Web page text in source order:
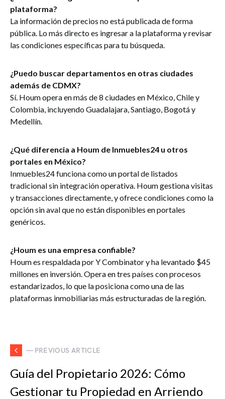
plataforma?
La información de precios no está publicada de forma
pública. Lo más directo es ingresar a la plataforma y revisar
las condiciones específicas para tu búsqueda.
¿Puedo buscar departamentos en otras ciudades
además de CDMX?
Sí. Houm opera en más de 8 ciudades en México, Chile y
Colombia, incluyendo Guadalajara, Santiago, Bogotá y
Medellín.
¿Qué diferencia a Houm de Inmuebles24 u otros
portales en México?
Inmuebles24 funciona como un portal de listados
tradicional sin integración operativa. Houm gestiona visitas
y transacciones directamente, y ofrece condiciones como la
opción sin aval que no están disponibles en portales
genéricos.
¿Houm es una empresa confiable?
Houm es respaldada por Y Combinator y ha levantado $45
millones en inversión. Opera en tres países con procesos
estandarizados, lo que la posiciona como una de las
plataformas inmobiliarias más estructuradas de la región.
— PREVIOUS ARTICLE
Guía del Propietario 2026: Cómo
Gestionar tu Propiedad en Arriendo